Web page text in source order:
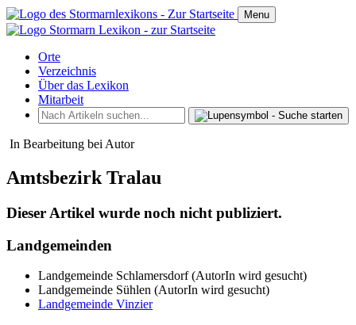
Menu
Orte
Verzeichnis
Über das Lexikon
Mitarbeit
In Bearbeitung bei Autor
Amtsbezirk Tralau
Dieser Artikel wurde noch nicht publiziert.
Landgemeinden
Landgemeinde Schlamersdorf (AutorIn wird gesucht)
Landgemeinde Sühlen (AutorIn wird gesucht)
Landgemeinde Vinzier